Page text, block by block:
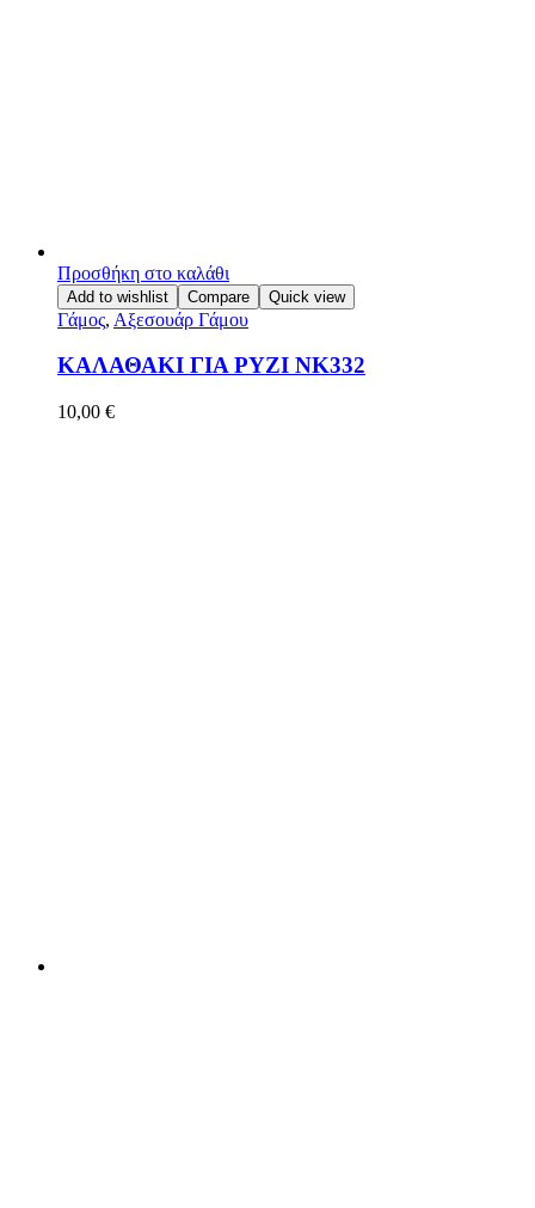
Προσθήκη στο καλάθι
Add to wishlist Compare Quick view
Γάμος, Αξεσουάρ Γάμου
ΚΑΛΑΘΑΚΙ ΓΙΑ ΡΥΖΙ ΝΚ332
10,00 €